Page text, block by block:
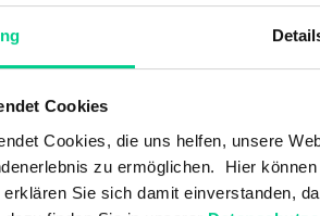
Cookies
Cookies, die uns helfen, unsere
zu ermöglichen. Hier
Sie sich damit einverstanden,